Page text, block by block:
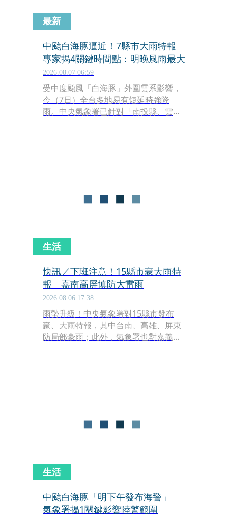
最新
中颱白海豚逼近！7縣市大雨特報
專家揭4關鍵時間點：明晚風雨最大
2026.08.07 06:59
受中度颱風「白海豚」外圍雲系影響，
今（7日）全台多地易有短延時強降
雨。中央氣象署已針對「南投縣、雲林
生活
快訊／下班注意！15縣市豪大雨特
報 嘉南高屏慎防大雷雨
2026.08.06 17:38
雨勢升級！中央氣象署對15縣市發布
豪、大雨特報，其中台南、高雄、屏東
防局部豪雨；此外，氣象署也對嘉義等
生活
中颱白海豚「明下午發布海警」
氣象署揭1關鍵影響陸警範圍